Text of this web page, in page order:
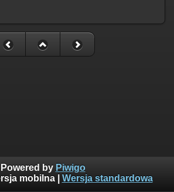
Powered by Piwigo
mobilna| Wersja standardowa